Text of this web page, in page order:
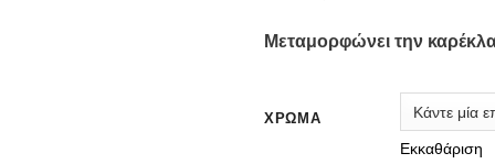
Μεταμορφώνει την
ΧΡΏΜΑ
Εκκαθάριση